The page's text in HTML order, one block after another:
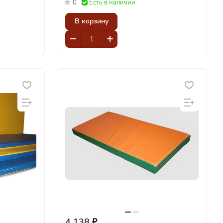
0 Есть в наличии
В корзину